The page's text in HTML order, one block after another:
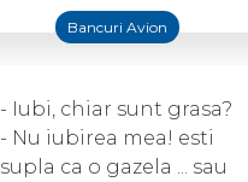
Bancuri Avion
- Iubi, chiar sunt grasa?
- Nu iubirea mea! esti
supla ca o gazela ... sau